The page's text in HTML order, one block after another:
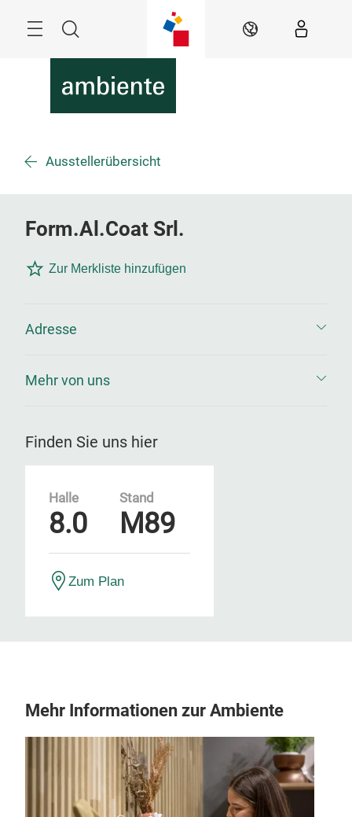
Suche DE
Ausstellerübersicht
Form.Al.Coat Srl.
Zur Merkliste hinzufügen
Adresse
Mehr von uns
Finden Sie uns hier
Halle
8.0
Stand
M89
Zum Plan
Mehr Informationen zur Ambiente